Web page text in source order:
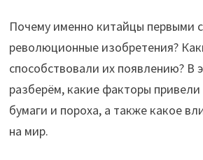
Почему именно китайцы первыми
революционные изобретения?
способствовали их появлению? В
разберём, какие факторы
бумаги и пороха, а также какое
на мир.